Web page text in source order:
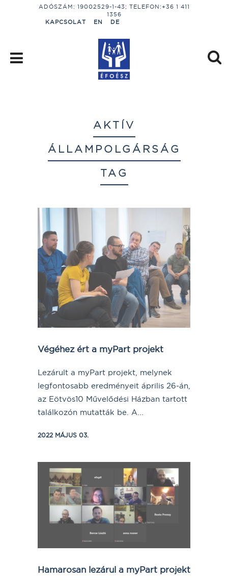
ADÓSZÁM: 19002529-1-43; TELEFON:+36 1 411
1356
KAPCSOLAT
EN DE
AKTÍV
ÁLLAMPOLGÁRSÁG
TAG
Végéhez ért a myPart projekt
Lezárult a myPart projekt, melynek
legfontosabb eredményeit április 26-án,
az Eötvös10 Művelődési Házban tartott
találkozón mutatták be. A...
2022 MÁJUS 03.
Hamarosan lezárul a myPart projekt